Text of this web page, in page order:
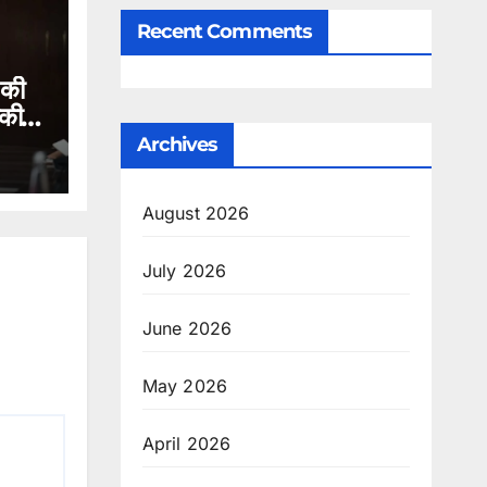
Recent Comments
Archives
August 2026
July 2026
June 2026
May 2026
April 2026